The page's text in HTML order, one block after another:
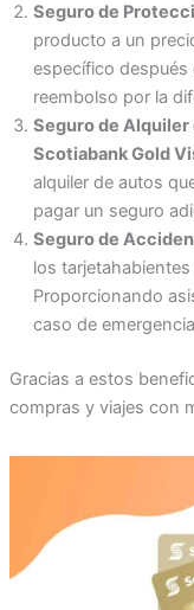
Seguro de
producto a un
específico después
reembolso por la
Seguro de Alquiler
Scotiabank Gold
alquiler de autos
pagar un seguro
Seguro de
los
Proporcionando
caso de
Gracias a estos
compras y viajes con